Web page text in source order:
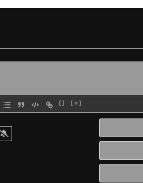
{} [+]